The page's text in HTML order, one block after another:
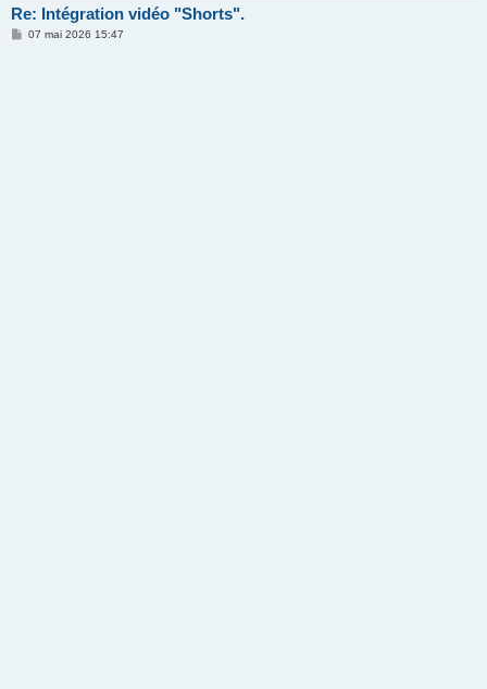
Re: Intégration vidéo "Shorts".
M07 mai 2026 15:47